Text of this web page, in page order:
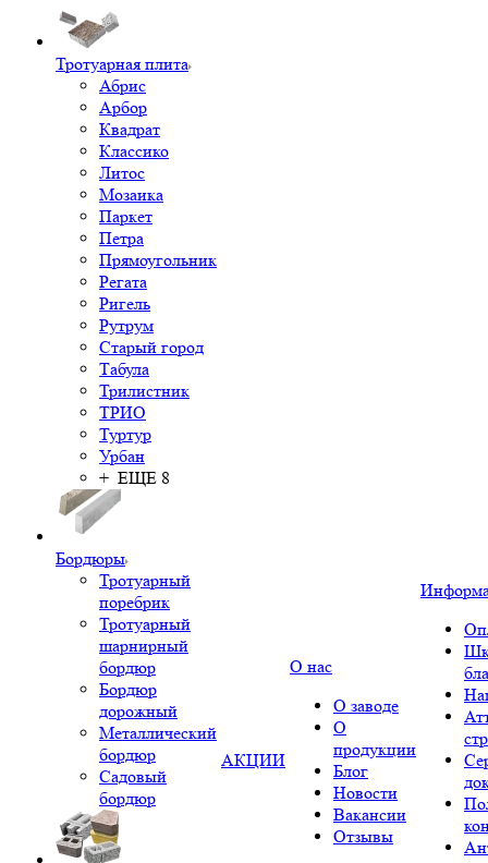
Тротуарная плита
Абрис
Арбор
Квадрат
Классико
Литос
Мозаика
Паркет
Петра
Прямоугольник
Регата
Ригель
Рутрум
Старый город
Табула
Трилистник
ТРИО
Туртур
Урбан
+ ЕЩЕ 8
Бордюры
Тротуарный
поребрик
Тротуарный
шарнирный
бордюр
Бордюр
дорожный
Металлический
бордюр
Садовый
бордюр
АКЦИИ
О нас
О заводе
О
продукции
Блог
Новости
Вакансии
Отзывы